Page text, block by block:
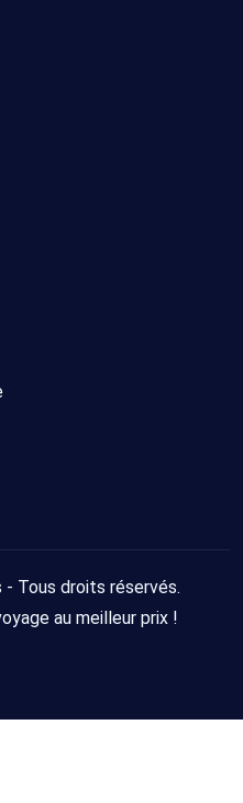
Tous droits réservés.
au meilleur prix !